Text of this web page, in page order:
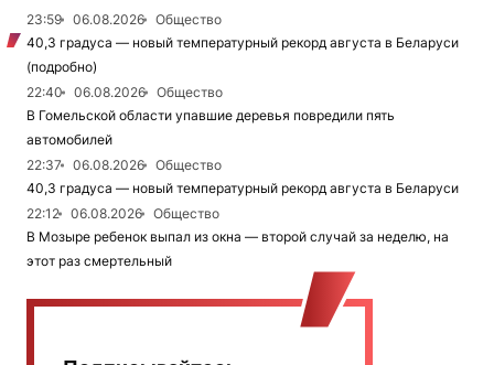
23:59 06.08.2026
Общество
40,3 градуса — новый температурный рекорд августа в Беларуси
(подробно)
22:40
06.08.2026
Общество
В Гомельской области упавшие деревья повредили пять
автомобилей
22:37
06.08.2026
Общество
40,3 градуса — новый температурный рекорд августа в Беларуси
22:12
06.08.2026
Общество
В Мозыре ребенок выпал из окна — второй случай за неделю, на
этот раз смертельный